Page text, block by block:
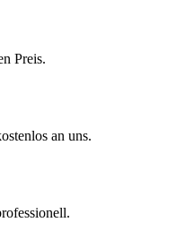
Preis.
an uns.